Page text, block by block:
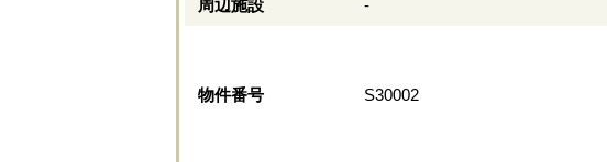
周辺施設 -
物件番号 S30002